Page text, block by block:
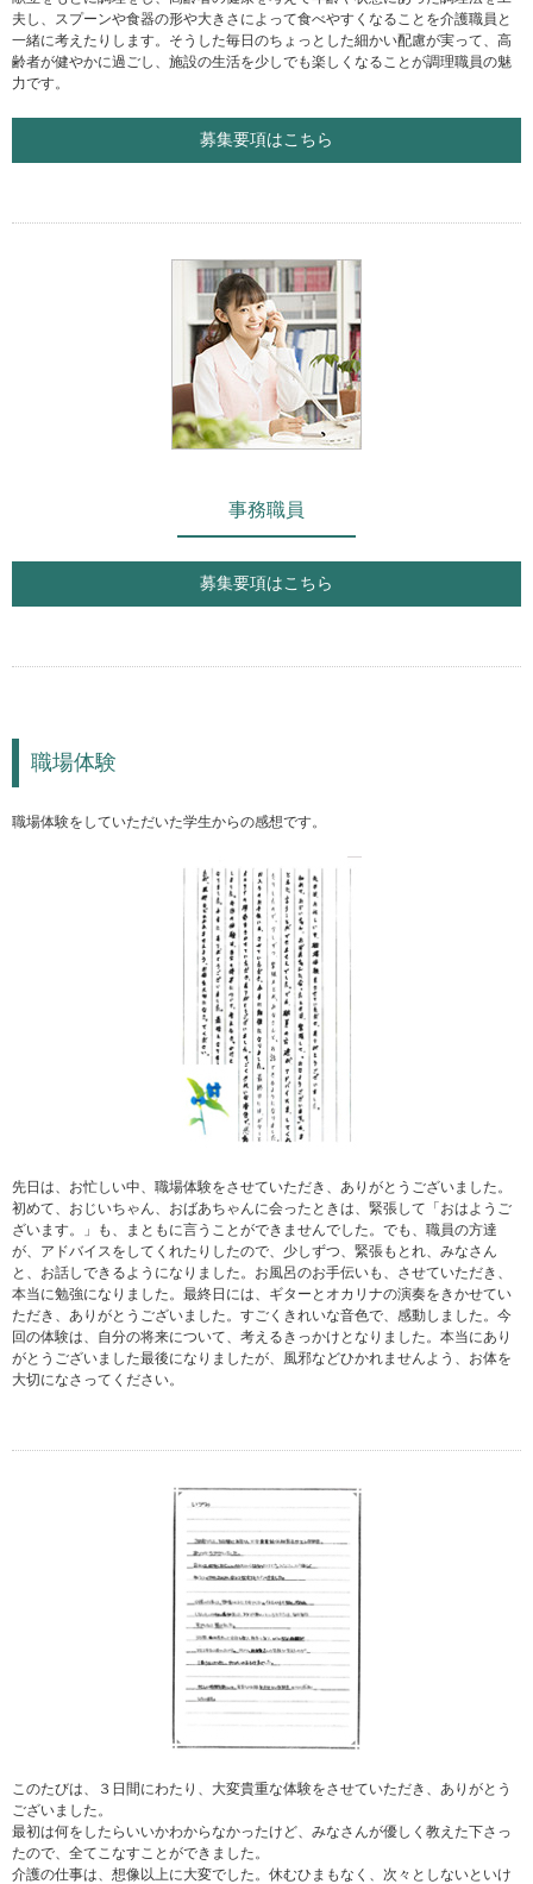
夫し、スプーンや食器の形や大きさによって食べやすくなることを介護職員と
一緒に考えたりします。そうした毎日のちょっとした細かい配慮が実って、高
齢者が健やかに過ごし、施設の生活を少しでも楽しくなることが調理職員の魅
力です。
募集要項はこちら
事務職員
募集要項はこちら
職場体験
職場体験をしていただいた学生からの感想です。
先日は、お忙しい中、職場体験をさせていただき、ありがとうございました。
初めて、おじいちゃん、おばあちゃんに会ったときは、緊張して「おはようご
ざいます。」も、まともに言うことができませんでした。でも、職員の方達
が、アドバイスをしてくれたりしたので、少しずつ、緊張もとれ、みなさん
と、お話しできるようになりました。お風呂のお手伝いも、させていただき、
本当に勉強になりました。最終日には、ギターとオカリナの演奏をきかせてい
ただき、ありがとうございました。すごくきれいな音色で、感動しました。今
回の体験は、自分の将来について、考えるきっかけとなりました。本当にあり
がとうございました最後になりましたが、風邪などひかれませんよう、お体を
大切になさってください。
このたびは、３日間にわたり、大変貴重な体験をさせていただき、ありがとう
ございました。
最初は何をしたらいいかわからなかったけど、みなさんが優しく教えた下さっ
たので、全てこなすことができました。
介護の仕事は、想像以上に大変でした。休むひまもなく、次々としないといけ